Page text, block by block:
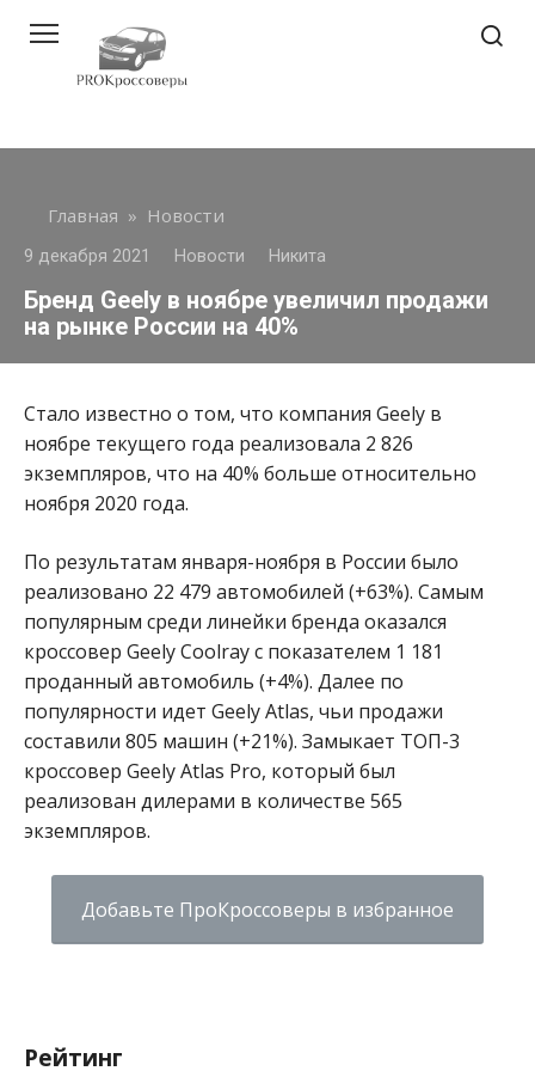
контенту
Главная » Новости
9 декабря 2021 Новости Никита
Бренд Geely в ноябре увеличил продажи
на рынке России на 40%
Стало известно о том, что компания Geely в
ноябре текущего года реализовала 2 826
экземпляров, что на 40% больше относительно
ноября 2020 года.
По результатам января-ноября в России было
реализовано 22 479 автомобилей (+63%). Самым
популярным среди линейки бренда оказался
кроссовер Geely Coolray с показателем 1 181
проданный автомобиль (+4%). Далее по
популярности идет Geely Atlas, чьи продажи
составили 805 машин (+21%). Замыкает ТОП-3
кроссовер Geely Atlas Pro, который был
реализован дилерами в количестве 565
экземпляров.
Добавьте ПроКроссоверы в избранное
Рейтинг